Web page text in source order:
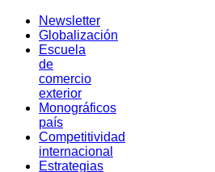
Newsletter
Globalización
Escuela
de
comercio
exterior
Monográficos
país
Competitividad
internacional
Estrategias